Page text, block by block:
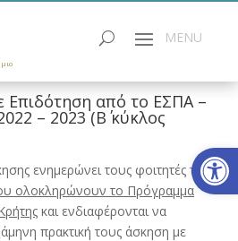
Επιδότηση από το ΕΣΠΑ –
– 2023 (Β΄ κύκλος
ενημερώνει τους φοιτητές των
ολοκληρώνουν το Πρόγραμμα
και ενδιαφέρονται να
πρακτική τους άσκηση με